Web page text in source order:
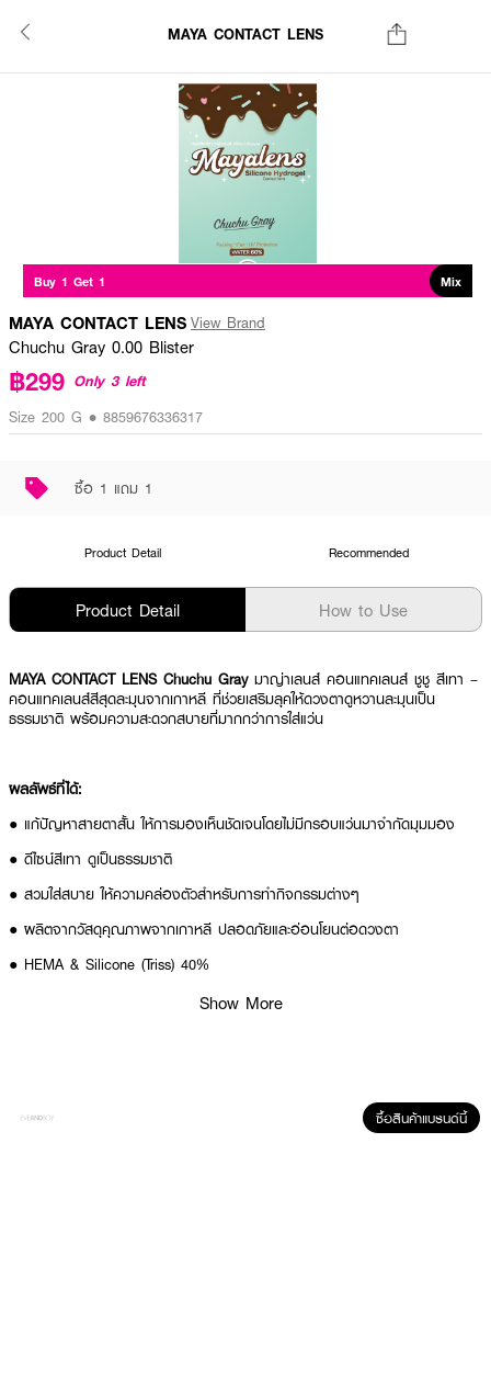
MAYA CONTACT LENS
Buy 1 Get 1 Mix
MAYA CONTACT LENS View Brand
Chuchu Gray 0.00 Blister
฿299 Only 3 left
Size 200 G • 8859676336317
ซื้อ 1 แถม 1
Product Detail Recommended
Product Detail How to Use
MAYA CONTACT LENS Chuchu Gray มาญ่าเลนส์ คอนแทคเลนส์ ชูชู สีเทา –
คอนแทคเลนส์สีสุดละมุนจากเกาหลี ที่ช่วยเสริมลุคให้ดวงตาดูหวานละมุนเป็น
ธรรมชาติ พร้อมความสะดวกสบายที่มากกว่าการใส่แว่น
ผลลัพธ์ที่ได้:
● แก้ปัญหาสายตาสั้น ให้การมองเห็นชัดเจนโดยไม่มีกรอบแว่นมาจำกัดมุมมอง
● ดีไซน์สีเทา ดูเป็นธรรมชาติ
● สวมใส่สบาย ให้ความคล่องตัวสำหรับการทำกิจกรรมต่างๆ
● ผลิตจากวัสดุคุณภาพจากเกาหลี ปลอดภัยและอ่อนโยนต่อดวงตา
● HEMA & Silicone (Triss) 40%
Show More
ซื้อสินค้าแบรนด์นี้